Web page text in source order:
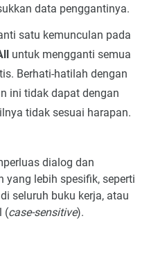
data penggantinya.
satu kemunculan pada
untuk mengganti semua
Berhati-hatilah dengan
ini tidak dapat dengan
tidak sesuai harapan.
dialog dan
yang lebih spesifik, seperti
seluruh buku kerja, atau
(case-sensitive).